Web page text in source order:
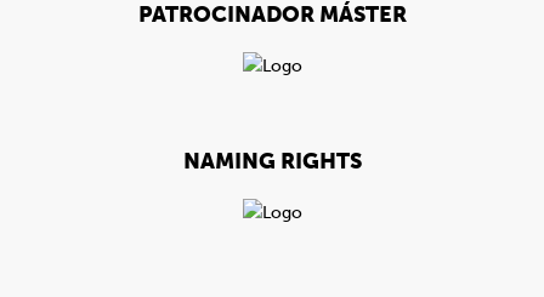
PATROCINADOR MÁSTER
NAMING RIGHTS